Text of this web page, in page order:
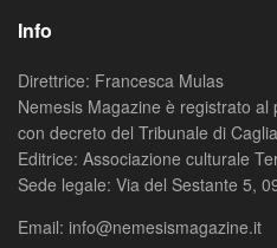
Info
Direttrice: Francesca Mulas
Nemesis Magazine è registrato
con decreto del Tribunale di
Editrice: Associazione culturale
Sede legale: Via del Sestante 5,
Email: info@nemesismagazine.it